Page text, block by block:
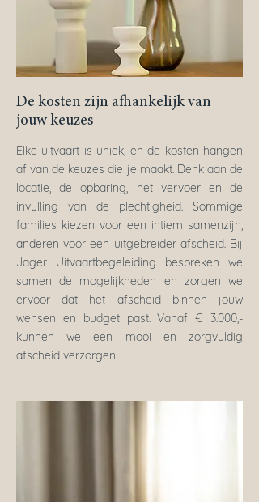
De kosten zijn afhankelijk van
jouw keuzes
Elke uitvaart is uniek, en de kosten hangen
af van de keuzes die je maakt. Denk aan de
locatie, de opbaring, het vervoer en de
invulling van de plechtigheid. Sommige
families kiezen voor een intiem samenzijn,
anderen voor een uitgebreider afscheid. Bij
Jager Uitvaartbegeleiding bespreken we
samen de mogelijkheden en zorgen we
ervoor dat het afscheid binnen jouw
wensen en budget past. Vanaf € 3.000,-
kunnen we een mooi en zorgvuldig
afscheid verzorgen.